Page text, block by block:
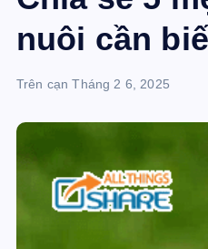
nuôi cần
Trên cạn Tháng 2 6, 2025